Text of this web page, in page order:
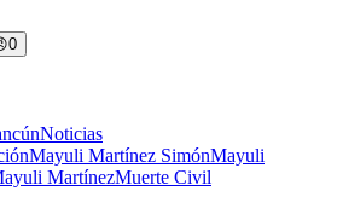
0
Noticias
Mayuli Martínez SimónMayuli
MartínezMuerte Civil